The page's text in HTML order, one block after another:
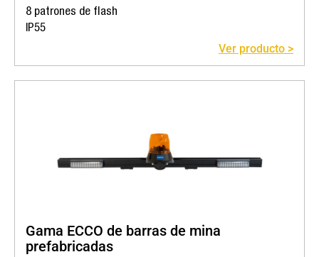
8 patrones de flash
IP55
Ver producto >
Gama ECCO de barras de mina
prefabricadas